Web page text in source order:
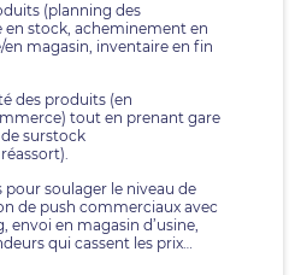
(planning des
en stock, acheminement en
magasin, inventaire en fin
des produits (en
tout en prenant gare
surstock
pour soulager le niveau de
de push commerciaux avec
envoi en magasin d’usine,
qui cassent les prix…